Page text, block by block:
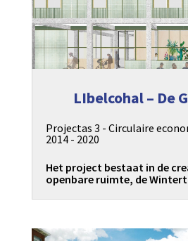
LIbelcohal – De
Projectas 3 - Circulaire
2014 - 2020
Het project bestaat in de
openbare ruimte, de